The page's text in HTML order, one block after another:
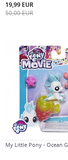
19,99 EUR
50,00EUR
My Little Pony - Ocean